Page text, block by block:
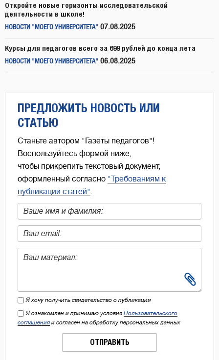
Откройте новые горизонты исследовательской
деятельности в школе!
НОВОСТИ "МОЕГО УНИВЕРСИТЕТА" 07.08.2025
Курсы для педагогов всего за 699 рублей до конца лета
НОВОСТИ "МОЕГО УНИВЕРСИТЕТА" 06.08.2025
ПРЕДЛОЖИТЬ НОВОСТЬ ИЛИ
СТАТЬЮ
Станьте автором "Газеты педагогов"!
Воспользуйтесь формой ниже,
чтобы прикрепить текстовый документ,
оформленный согласно "Требованиям к
публикации статей".
Я хочу получить свидетельство о публикации
Я ознакомлен и принимаю условия Пользовательского
соглашения и согласен на обработку персональных данных
ОТПРАВИТЬ